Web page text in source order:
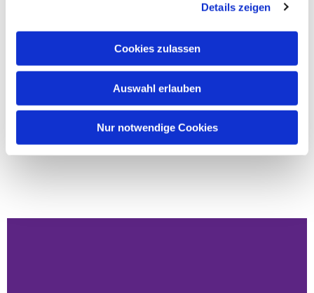
Details zeigen
Cookies zulassen
Auswahl erlauben
Nur notwendige Cookies